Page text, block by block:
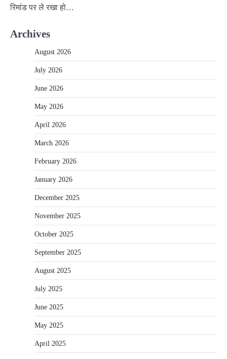
रिमांड पर ले रखा हो…
Archives
August 2026
July 2026
June 2026
May 2026
April 2026
March 2026
February 2026
January 2026
December 2025
November 2025
October 2025
September 2025
August 2025
July 2025
June 2025
May 2025
April 2025